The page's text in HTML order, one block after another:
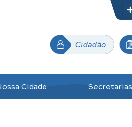
Cidadão
Cidade Secretarias